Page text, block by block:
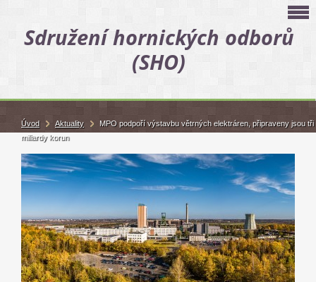
Sdružení hornických odborů
(SHO)
Úvod Aktuality
MPO podpoří výstavbu větrných elektráren, připraveny jsou tři
miliardy korun